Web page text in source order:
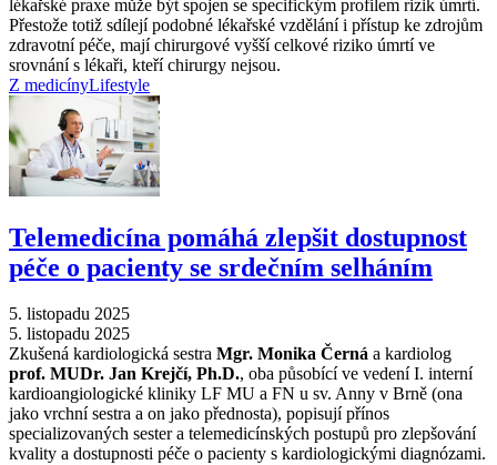
lékařské praxe může být spojen se specifickým profilem rizik úmrtí.
Přestože totiž sdílejí podobné lékařské vzdělání i přístup ke zdrojům
zdravotní péče, mají chirurgové vyšší celkové riziko úmrtí ve
srovnání s lékaři, kteří chirurgy nejsou.
Z medicínyLifestyle
Telemedicína pomáhá zlepšit dostupnost
péče o pacienty se srdečním selháním
5. listopadu 2025
5. listopadu 2025
Zkušená kardiologická sestra Mgr. Monika Černá a kardiolog
prof. MUDr. Jan Krejčí, Ph.D., oba působící ve vedení I. interní
kardioangiologické kliniky LF MU a FN u sv. Anny v Brně (ona
jako vrchní sestra a on jako přednosta), popisují přínos
specializovaných sester a telemedicínských postupů pro zlepšování
kvality a dostupnosti péče o pacienty s kardiologickými diagnózami.